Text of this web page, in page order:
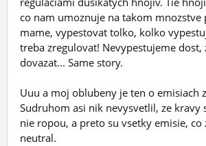
co nam umoznuje na takom mnozstve
mame, vypestovat tolko, kolko
treba zregulovat! Nevypestujeme dost,
dovazat... Same story.
Uuu a moj oblubeny je ten o emisiach
Sudruhom asi nik nevysvetlil, ze kravy
nie ropou, a preto su vsetky emisie, co
neutral.